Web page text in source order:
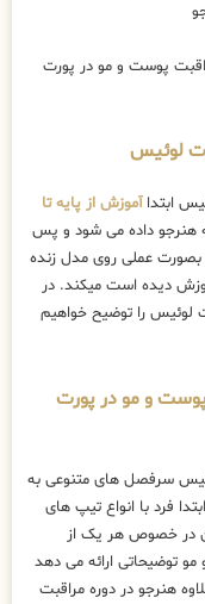
پوست و مو در پورت
لوئیس
ابتداآموزش از پایه تا
هنرجو داده می شود و پس
بصورت عملی روی مدل زنده
دیده است میکند. در
لوئیس را توضیح خواهیم
و مو در پورت
سرفصل های متنوعی به
فرد با انواع تیپ های
در خصوص هر یک از
توضیحاتی ارائه می دهد
هنرجو در دوره مراقبت